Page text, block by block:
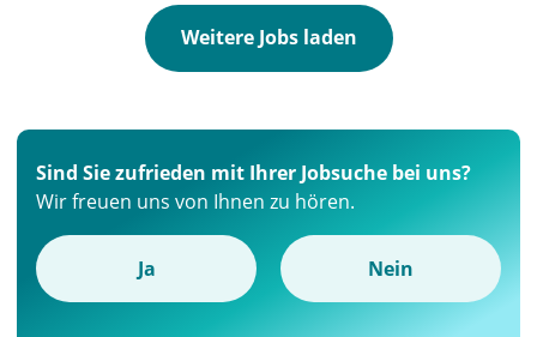
Weitere Jobs laden
Sind Sie zufrieden mit Ihrer Jobsuche bei uns?
Wir freuen uns von Ihnen zu hören.
Ja Nein